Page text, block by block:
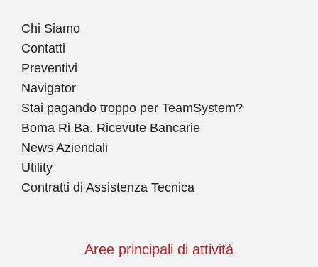
Chi Siamo
Contatti
Preventivi
Navigator
Stai pagando troppo per TeamSystem?
Boma Ri.Ba. Ricevute Bancarie
News Aziendali
Utility
Contratti di Assistenza Tecnica
Aree principali di attività